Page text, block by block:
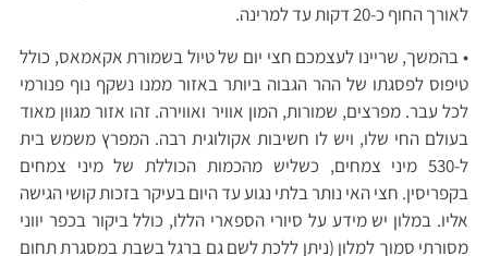
לאורך החוף כ-20 דקות עד למרינה.
• בהמשך, שריינו לעצמכם חצי יום של טיול בשמורת אקאמאס, כולל
טיפוס לפסגתו של ההר הגבוה ביותר באזור ממנו נשקף נוף פנורמי
לכל עבר. מפרצים, שמורות, המון אוויר ואווירה. זהו אזור מגוון מאוד
בעולם החי שלו, ויש לו חשיבות אקולוגית רבה. המפרץ משמש בית
ל-530 מיני צמחים, כשליש מהכמות הכוללת של מיני צמחים
בקפריסין. חצי האי נותר בלתי נגוע עד היום בעיקר בזכות קושי הגישה
אליו. במלון יש מידע על סיורי הספארי הללו, כולל ביקור בכפר יווני
מסורתי סמוך למלון (ניתן ללכת לשם גם ברגל בשבת במסגרת תחום